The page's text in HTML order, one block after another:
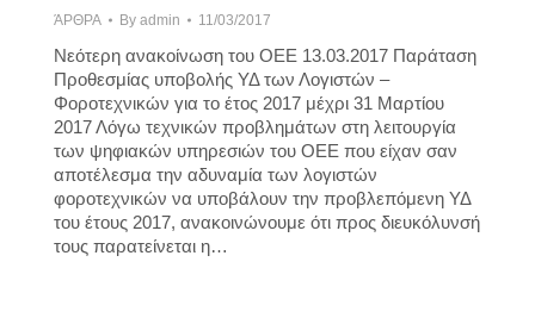
ΆΡΘΡΑ By admin 11/03/2017
Νεότερη ανακοίνωση του ΟΕΕ 13.03.2017 Παράταση
Προθεσμίας υποβολής ΥΔ των Λογιστών –
Φοροτεχνικών για το έτος 2017 μέχρι 31 Μαρτίου
2017 Λόγω τεχνικών προβλημάτων στη λειτουργία
των ψηφιακών υπηρεσιών του ΟΕΕ που είχαν σαν
αποτέλεσμα την αδυναμία των λογιστών
φοροτεχνικών να υποβάλουν την προβλεπόμενη ΥΔ
του έτους 2017, ανακοινώνουμε ότι προς διευκόλυνσή
τους παρατείνεται η…